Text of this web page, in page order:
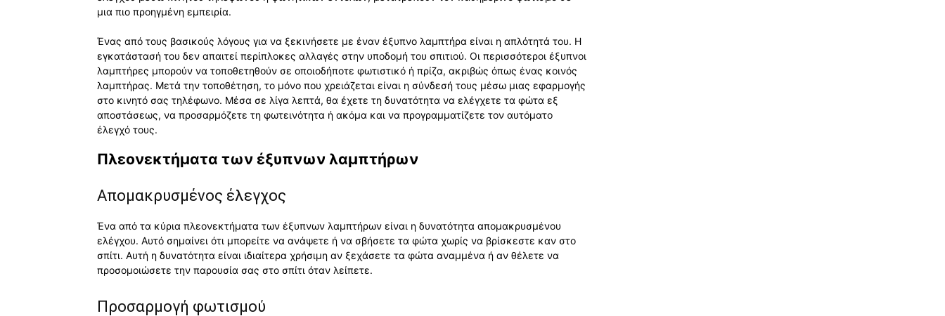
μια πιο προηγμένη εμπειρία.
Ένας από τους βασικούς λόγους για να ξεκινήσετε με έναν έξυπνο λαμπτήρα είναι η απλότητά του. Η
εγκατάστασή του δεν απαιτεί περίπλοκες αλλαγές στην υποδομή του σπιτιού. Οι περισσότεροι έξυπνοι
λαμπτήρες μπορούν να τοποθετηθούν σε οποιοδήποτε φωτιστικό ή πρίζα, ακριβώς όπως ένας κοινός
λαμπτήρας. Μετά την τοποθέτηση, το μόνο που χρειάζεται είναι η σύνδεσή τους μέσω μιας εφαρμογής
στο κινητό σας τηλέφωνο. Μέσα σε λίγα λεπτά, θα έχετε τη δυνατότητα να ελέγχετε τα φώτα εξ
αποστάσεως, να προσαρμόζετε τη φωτεινότητα ή ακόμα και να προγραμματίζετε τον αυτόματο
έλεγχό τους.
Πλεονεκτήματα των έξυπνων λαμπτήρων
Απομακρυσμένος έλεγχος
Ένα από τα κύρια πλεονεκτήματα των έξυπνων λαμπτήρων είναι η δυνατότητα απομακρυσμένου
ελέγχου. Αυτό σημαίνει ότι μπορείτε να ανάψετε ή να σβήσετε τα φώτα χωρίς να βρίσκεστε καν στο
σπίτι. Αυτή η δυνατότητα είναι ιδιαίτερα χρήσιμη αν ξεχάσετε τα φώτα αναμμένα ή αν θέλετε να
προσομοιώσετε την παρουσία σας στο σπίτι όταν λείπετε.
Προσαρμογή φωτισμού